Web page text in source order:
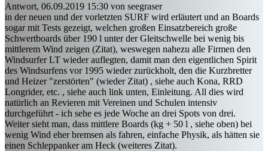
Antwort, 06.09.2019 15:30 von seegraser
in der neuen und der vorletzten SURF wird erläutert und an Boards
sogar mit Tests gezeigt, welchen großen Einsatzbereich große
Schwertboards über 190 l unter der Gleitschwelle bei wenig bis
mittlerem Wind zeigen (Zitat), weswegen nahezu alle Firmen den
Windsurfer LT wieder auflegten, damit man den eigentlichen Spirit
des Windsurfens vor 1995 wieder zurückholt, den die Kurzbretter
und Heizer "zerstörten" (wieder Zitat) , siehe auch Kona, RRD
Longrider, etc. , siehe auch link unten, Einleitung. All dies wird
natürlich an Revieren mit Vereinen und Schulen intensiv
durchgeführt - ich sehe es jede Woche an drei Spots von drei.
Weiter sieht man, dass mittlere Boards (kg + 50 l , siehe oben) bei
wenig Wind eher bremsen als fahren, einfache Physik, als hätten sie
einen Schleppanker am Heck (weiteres Zitat).